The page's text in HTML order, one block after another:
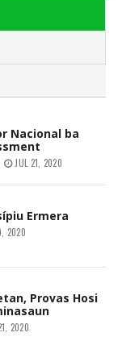
Nacional ba
JUL 21, 2020
Ermera
2020
Provas Hosi
2020